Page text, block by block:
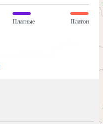
Платные Платон